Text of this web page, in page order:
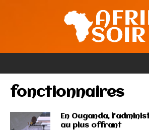
fonctionnaires
En Ouganda,
au plus offrant